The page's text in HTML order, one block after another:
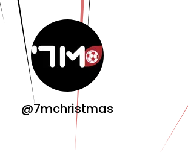
@7mchristmas